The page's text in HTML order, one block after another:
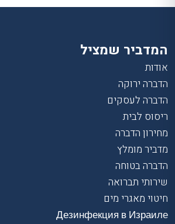
המדביר שמציל
אודות
הדברה ירוקה
הדברה לעסקים
ריסוס לבית
מחירון הדברה
מדביר מומלץ
הדברה בטוחה
שירותי תברואה
חיטוי מאגרי מים
Дезинфекция в Израиле